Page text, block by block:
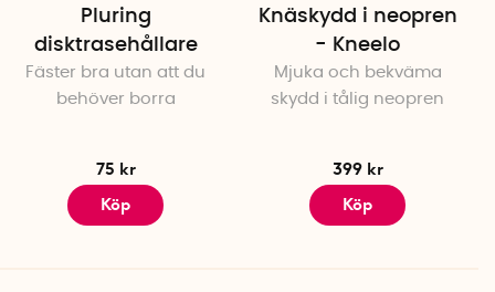
Pluring
disktrasehållare
Fäster bra utan att du
behöver borra
75 kr
Köp
Knäskydd i neopren
- Kneelo
Mjuka och bekväma
skydd i tålig neopren
399 kr
Köp